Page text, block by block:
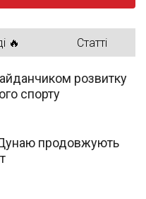
🔥 Статті
розвитку
спорту
продовжують